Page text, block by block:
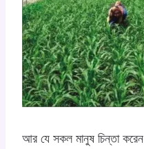
আর যে সকল মানুষ চিন্তা করেন